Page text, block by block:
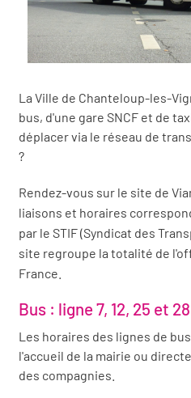
La Ville de Chanteloup-les-
bus, d'une gare SNCF et de
déplacer via le réseau de
?
Rendez-vous sur le site de
liaisons et horaires
par le STIF (Syndicat des
site regroupe la totalité de
France.
Bus : ligne 7, 12, 25 et 28
Les horaires des lignes de
l'accueil de la mairie ou
des compagnies.